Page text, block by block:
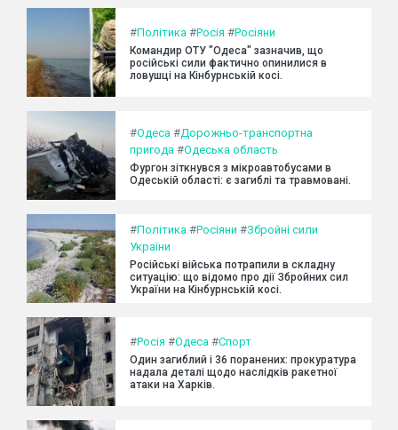
#Політика #Росія #Росіяни
Командир ОТУ "Одеса" зазначив, що
російські сили фактично опинилися в
ловушці на Кінбурнській косі.
#Одеса #Дорожньо-транспортна
пригода #Одеська область
Фургон зіткнувся з мікроавтобусами в
Одеській області: є загиблі та травмовані.
#Політика #Росіяни #Збройні сили
України
Російські війська потрапили в складну
ситуацію: що відомо про дії Збройних сил
України на Кінбурнській косі.
#Росія #Одеса #Спорт
Один загиблий і 36 поранених: прокуратура
надала деталі щодо наслідків ракетної
атаки на Харків.